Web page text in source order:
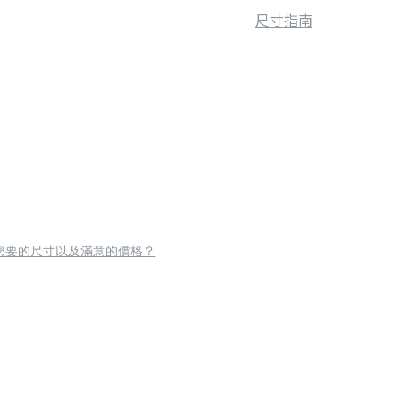
尺寸指南
要的尺寸以及滿意的價格？